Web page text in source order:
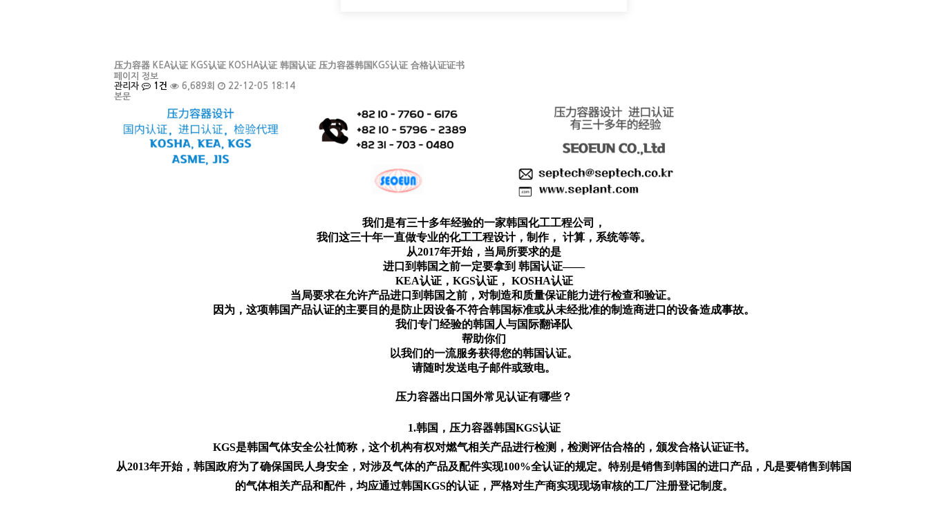
压力容器 KEA认证 KGS认证 KOSHA认证 韩国认证 压力容器韩国KGS认证 合格认证证书
페이지 정보
관리자
1건 6,689회
22-12-05 18:14
본문
我们是有三十多年经验的一家韩国化工工程公司，
我们这三十年一直做专业的化工工程设计，制作， 计算，系统等等。
从2017年开始，当局所要求的是
进口到韩国之前一定要拿到 韩国认证——
KEA认证，KGS认证， KOSHA认证
当局要求在允许产品进口到韩国之前，对制造和质量保证能力进行检查和验证。
因为，这项韩国产品认证的主要目的是防止因设备不符合韩国标准或从未经批准的制造商进口的设备造成事故。
我们专门经验的韩国人与国际翻译队
帮助你们
以我们的一流服务获得您的韩国认证。
请随时发送电子邮件或致电。
压力容器出口国外常见认证有哪些？
1.韩国，压力容器韩国KGS认证
KGS是韩国气体安全公社简称，这个机构有权对燃气相关产品进行检测，检测评估合格的，颁发合格认证证书。
从2013年开始，韩国政府为了确保国民人身安全，对涉及气体的产品及配件实现100%全认证的规定。特别是销售到韩国的进口产品，凡是要销售到韩国
的气体相关产品和配件，均应通过韩国KGS的认证，严格对生产商实现现场审核的工厂注册登记制度。